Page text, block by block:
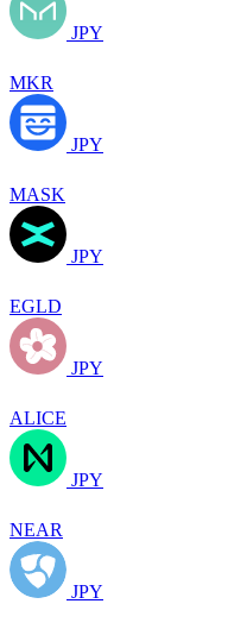
JPY
MKR
JPY
MASK
JPY
EGLD
JPY
ALICE
JPY
NEAR
JPY